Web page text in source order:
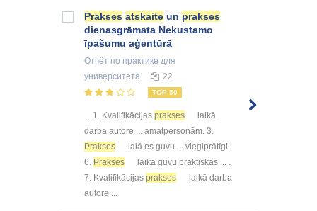
Prakses atskaite un prakses
dienasgrāmata Nekustamo
īpašumu aģentūrā
Отчёт по практике для
университета
22
TOP 50
... 1. Kvalifikācijas prakses
laikā
darba autore ... amatpersonām. 3.
Prakses
laiā es guvu ... vieglprātīgi.
6. Prakses
laikā guvu praktiskās ... .
7. Kvalifikācijas prakses
laikā darba
autore ...